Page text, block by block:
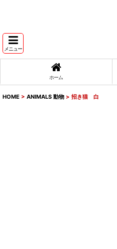
メニュー
ホーム
HOME > ANIMALS 動物 > 招き猫 白